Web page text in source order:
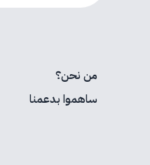
من نحن؟
ساهموا بدعمنا